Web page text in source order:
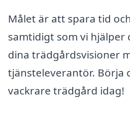
Målet är att spara tid
samtidigt som vi
dina trädgårdsvisioner
tjänsteleverantör. Börja
vackrare trädgård idag!